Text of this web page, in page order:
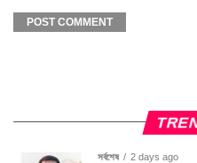
সর্বশেষ 2 days ago